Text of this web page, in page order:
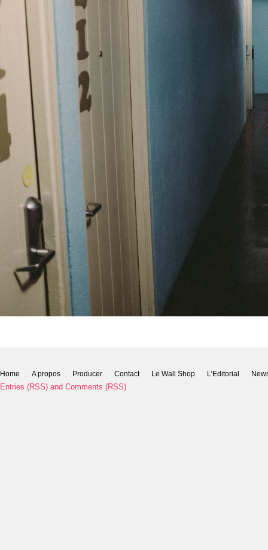
Home A propos Producer Contact Le Wall Shop L’Editorial
Entries (RSS) and Comments (RSS)